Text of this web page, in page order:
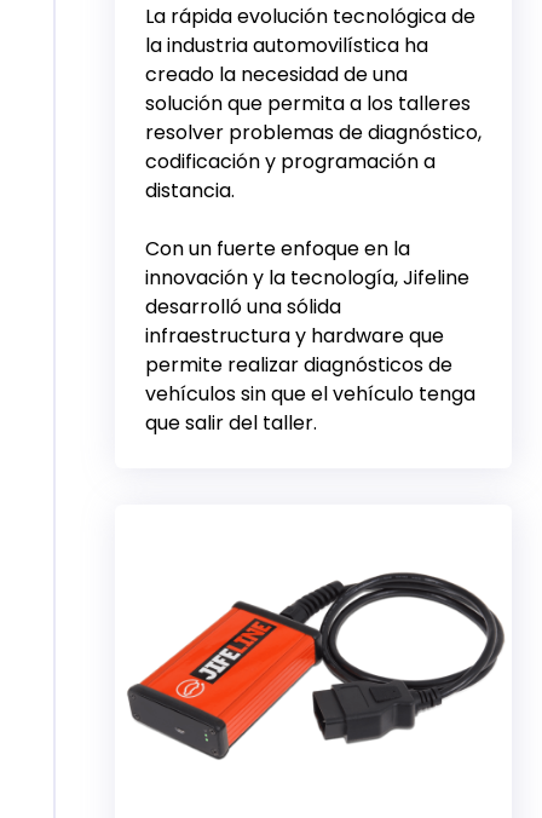
La rápida evolución tecnológica de
la industria automovilística ha
creado la necesidad de una
solución que permita a los talleres
resolver problemas de diagnóstico,
codificación y programación a
distancia.
Con un fuerte enfoque en la
innovación y la tecnología, Jifeline
desarrolló una sólida
infraestructura y hardware que
permite realizar diagnósticos de
vehículos sin que el vehículo tenga
que salir del taller.